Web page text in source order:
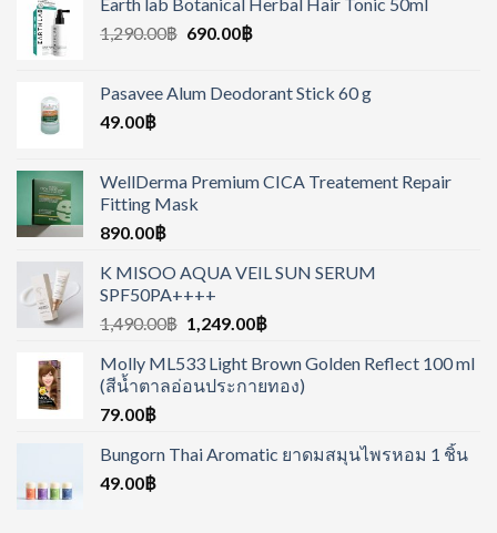
1,290.00฿ 690.00฿
Pasavee Alum Deodorant Stick 60 g
49.00฿
WellDerma Premium CICA Treatement Repair
Fitting Mask
890.00฿
K MISOO AQUA VEIL SUN SERUM
SPF50PA++++
1,490.00฿ 1,249.00฿
Molly ML533 Light Brown Golden Reflect 100 ml
(สีน้ำตาลอ่อนประกายทอง)
79.00฿
Bungorn Thai Aromatic ยาดมสมุนไพรหอม 1 ชิ้น
49.00฿